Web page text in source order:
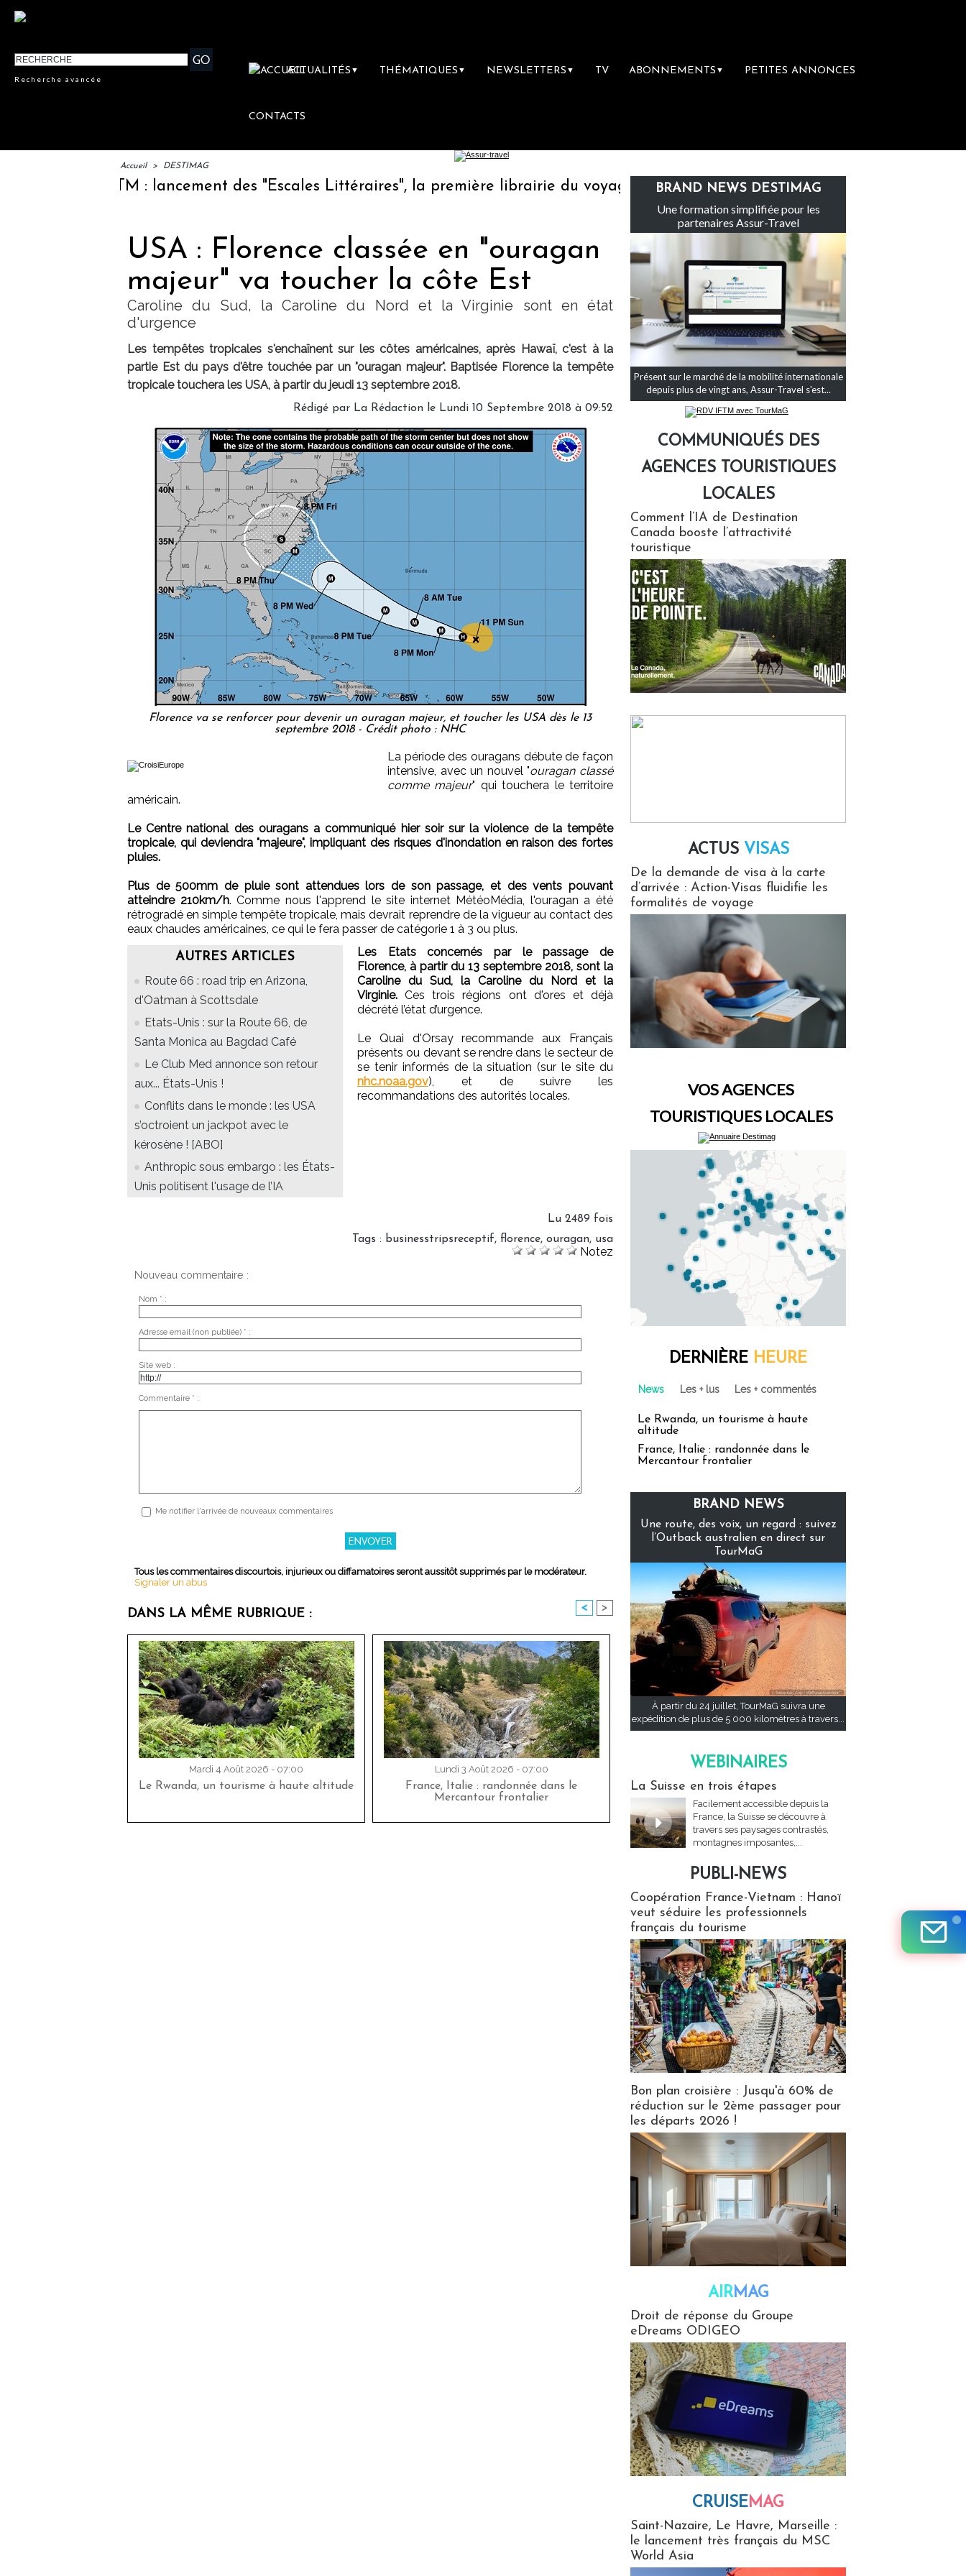
Recherche avancée
ACTUALITÉS ▼ THÉMATIQUES ▼ NEWSLETTERS ▼ TV ABONNEMENTS ▼ PETITES ANNONCES
CONTACTS
Accueil > DESTIMAG
IFTM : lancement des "Escales Littéraires", la première librairie du voyage Le groupe Sainte-Claire rachète Eden Tour
USA : Florence classée en "ouragan
majeur" va toucher la côte Est
Caroline du Sud, la Caroline du Nord et la Virginie sont en état
d'urgence
Les tempêtes tropicales s'enchaînent sur les côtes américaines, après Hawaï, c'est à la
partie Est du pays d'être touchée par un "ouragan majeur". Baptisée Florence la tempête
tropicale touchera les USA, à partir du jeudi 13 septembre 2018.
Rédigé par La Rédaction le Lundi 10 Septembre 2018 à 09:52
Florence va se renforcer pour devenir un ouragan majeur, et toucher les USA dès le 13
septembre 2018 - Crédit photo : NHC
La période des ouragans débute de façon
intensive, avec un nouvel "ouragan classé
comme majeur" qui touchera le territoire
américain.
Le Centre national des ouragans a communiqué hier soir sur la violence de la tempête
tropicale, qui deviendra "majeure", impliquant des risques d'inondation en raison des fortes
pluies.
Plus de 500mm de pluie sont attendues lors de son passage, et des vents pouvant
atteindre 210km/h. Comme nous l'apprend le site internet MétéoMédia, l'ouragan a été
rétrogradé en simple tempête tropicale, mais devrait reprendre de la vigueur au contact des
eaux chaudes américaines, ce qui le fera passer de catégorie 1 à 3 ou plus.
AUTRES ARTICLES
Route 66 : road trip en Arizona,
d'Oatman à Scottsdale
Etats-Unis : sur la Route 66, de
Santa Monica au Bagdad Café
Le Club Med annonce son retour
aux... États-Unis !
Conflits dans le monde : les USA
s’octroient un jackpot avec le
kérosène ! [ABO]
Anthropic sous embargo : les États-
Unis politisent l'usage de l’IA
Les Etats concernés par le passage de
Florence, à partir du 13 septembre 2018, sont la
Caroline du Sud, la Caroline du Nord et la
Virginie.Ces trois régions ont d'ores et déjà
décrété l’état d’urgence.
Le Quai d'Orsay recommande aux Français
présents ou devant se rendre dans le secteur de
se tenir informés de la situation (sur le site du
nhc.noaa.gov), et de suivre les
recommandations des autorités locales.
Lu 2489 fois
Tags : businesstripsreceptif, florence, ouragan, usa
Notez
Nouveau commentaire :
Nom * :
Adresse email (non publiée) * :
Site web :
Commentaire * :
Me notifier l'arrivée de nouveaux commentaires
Tous les commentaires discourtois, injurieux ou diffamatoires seront aussitôt supprimés par le modérateur.
Signaler un abus
DANS LA MÊME RUBRIQUE : < >
Mardi 4 Août 2026 - 07:00
Le Rwanda, un tourisme à haute altitude
Lundi 3 Août 2026 - 07:00
France, Italie : randonnée dans le
Mercantour frontalier
BRAND NEWS DESTIMAG
Une formation simplifiée pour les
partenaires Assur-Travel
Présent sur le marché de la mobilité internationale
depuis plus de vingt ans, Assur-Travel s'est...
COMMUNIQUÉS DES
AGENCES TOURISTIQUES
LOCALES
Comment l’IA de Destination
Canada booste l’attractivité
touristique
ACTUS VISAS
De la demande de visa à la carte
d’arrivée : Action-Visas fluidifie les
formalités de voyage
VOS AGENCES
TOURISTIQUES LOCALES
DERNIÈRE HEURE
News Les + lus Les + commentés
Le Rwanda, un tourisme à haute
altitude
France, Italie : randonnée dans le
Mercantour frontalier
BRAND NEWS
Une route, des voix, un regard : suivez
l’Outback australien en direct sur
TourMaG
À partir du 24 juillet, TourMaG suivra une
expédition de plus de 5 000 kilomètres à travers...
WEBINAIRES
La Suisse en trois étapes
Facilement accessible depuis la
France, la Suisse se découvre à
travers ses paysages contrastés,
montagnes imposantes,...
PUBLI-NEWS
Coopération France-Vietnam : Hanoï
veut séduire les professionnels
français du tourisme
Bon plan croisière : Jusqu'à 60% de
réduction sur le 2ème passager pour
les départs 2026 !
AIRMAG
Droit de réponse du Groupe
eDreams ODIGEO
CRUISEMAG
Saint-Nazaire, Le Havre, Marseille :
le lancement très français du MSC
World Asia